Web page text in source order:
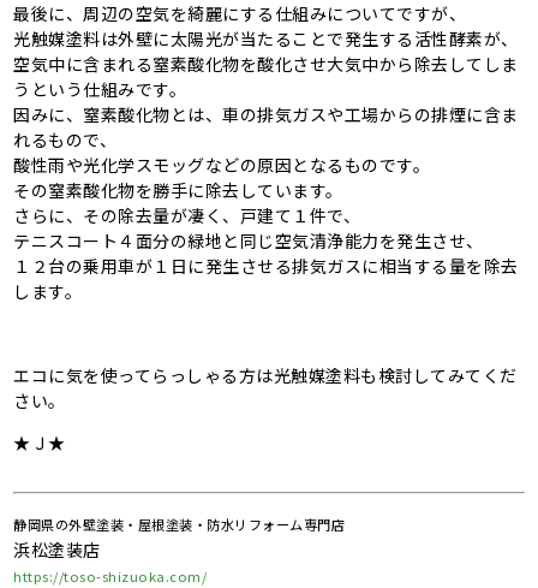
最後に、周辺の空気を綺麗にする仕組みについてですが、
光触媒塗料は外壁に太陽光が当たることで発生する活性酵素が、
空気中に含まれる窒素酸化物を酸化させ大気中から除去してしま
うという仕組みです。
因みに、窒素酸化物とは、車の排気ガスや工場からの排煙に含ま
れるもので、
酸性雨や光化学スモッグなどの原因となるものです。
その窒素酸化物を勝手に除去しています。
さらに、その除去量が凄く、戸建て１件で、
テニスコート４面分の緑地と同じ空気清浄能力を発生させ、
１２台の乗用車が１日に発生させる排気ガスに相当する量を除去
します。
エコに気を使ってらっしゃる方は光触媒塗料も検討してみてくだ
さい。
★Ｊ★
静岡県の外壁塗装・屋根塗装・防水リフォーム専門店
浜松塗装店
https://toso-shizuoka.com/